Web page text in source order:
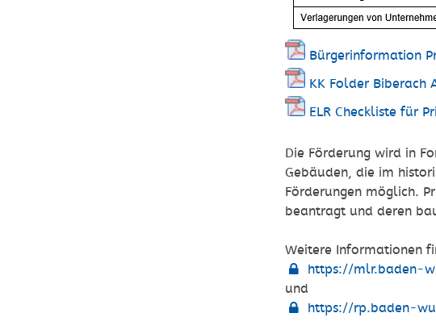
Bürgerinformation
KK Folder
ELR Checkliste für
Die Förderung wird in
Gebäuden, die im
Förderungen möglich.
beantragt und deren
Weitere Informationen
https://mlr.baden-
und
https://rp.baden-